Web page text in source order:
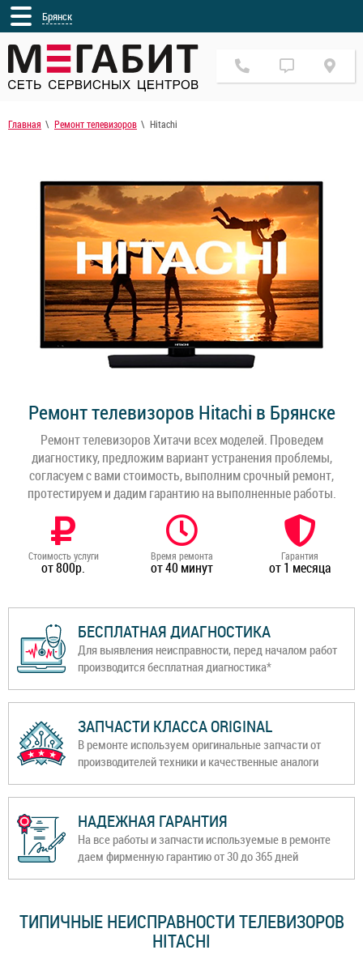
Брянск
Главная Ремонт телевизоров Hitachi
Ремонт телевизоров Hitachi в Брянске
Ремонт телевизоров Хитачи всех моделей. Проведем
диагностику, предложим вариант устранения проблемы,
согласуем с вами стоимость, выполним срочный ремонт,
протестируем и дадим гарантию на выполненные работы.
Стоимость услуги
от 800р.
Время ремонта
от 40 минут
Гарантия
от 1 месяца
БЕСПЛАТНАЯ ДИАГНОСТИКА
Для выявления неисправности, перед началом работ
производится бесплатная диагностика*
ЗАПЧАСТИ КЛАССА ORIGINAL
В ремонте используем оригинальные запчасти от
производителей техники и качественные аналоги
НАДЕЖНАЯ ГАРАНТИЯ
На все работы и запчасти используемые в ремонте
даем фирменную гарантию от 30 до 365 дней
ТИПИЧНЫЕ НЕИСПРАВНОСТИ ТЕЛЕВИЗОРОВ
HITACHI